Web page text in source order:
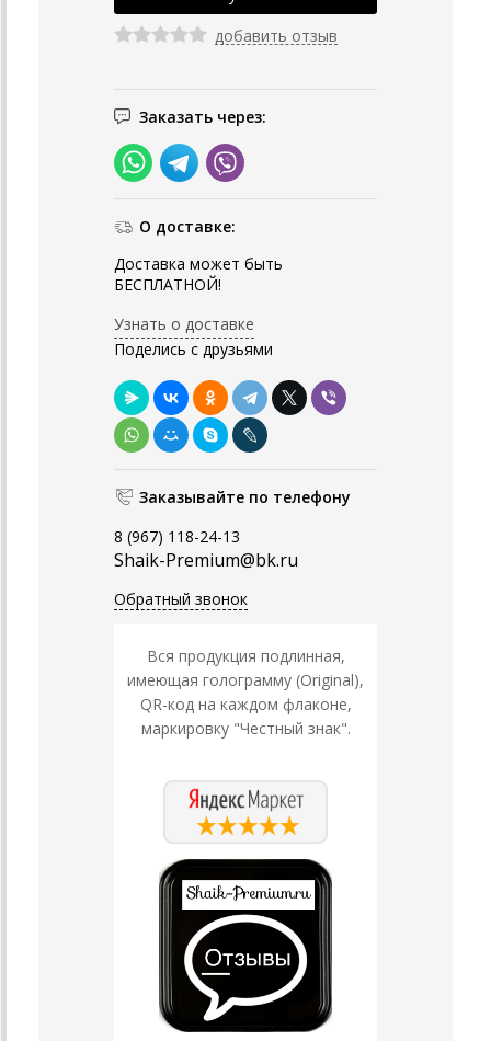
добавить отзыв
Заказать через:
О доставке:
Доставка может быть
БЕСПЛАТНОЙ!
Узнать о доставке
Поделись с друзьями
Заказывайте по телефону
8 (967) 118-24-13
Shaik-Premium@bk.ru
Обратный звонок
Вся продукция подлинная,
имеющая голограмму (Original),
QR-код на каждом флаконе,
маркировку "Честный знак".